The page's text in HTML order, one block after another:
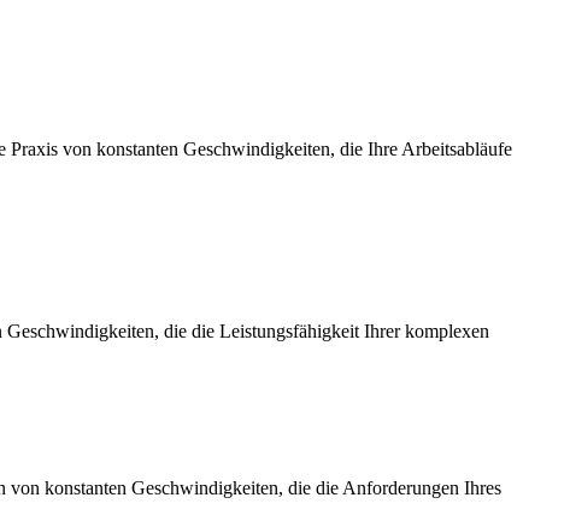
von konstanten Geschwindigkeiten, die Ihre Arbeitsabläufe
die die Leistungsfähigkeit Ihrer komplexen
konstanten Geschwindigkeiten, die die Anforderungen Ihres